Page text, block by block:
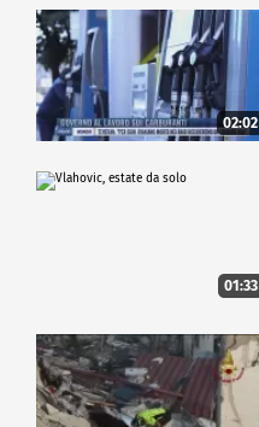
02:02
01:33